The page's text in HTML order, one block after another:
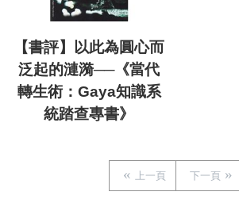
【書評】以此為圓心而
泛起的漣漪──《當代
轉生術：Gaya知識系
統踏查專書》
上一頁 下一頁